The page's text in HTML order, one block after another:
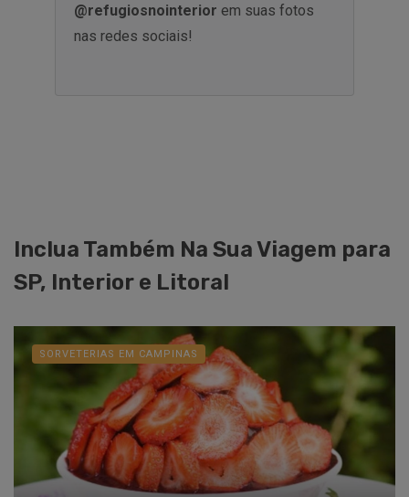
@refugiosnointerior em suas fotos
nas redes sociais!
Inclua Também Na Sua Viagem para
SP, Interior e Litoral
SORVETERIAS EM CAMPINAS